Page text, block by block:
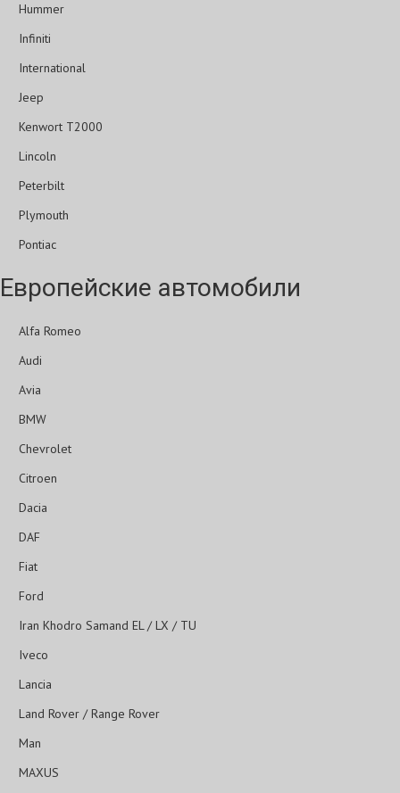
Hummer
Infiniti
International
Jeep
Kenwort T2000
Lincoln
Peterbilt
Plymouth
Pontiac
Европейские автомобили
Alfa Romeo
Audi
Avia
BMW
Chevrolet
Citroen
Dacia
DAF
Fiat
Ford
Iran Khodro Samand EL / LX / TU
Iveco
Lancia
Land Rover / Range Rover
Man
MAXUS